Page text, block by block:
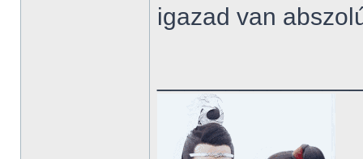
igazad van